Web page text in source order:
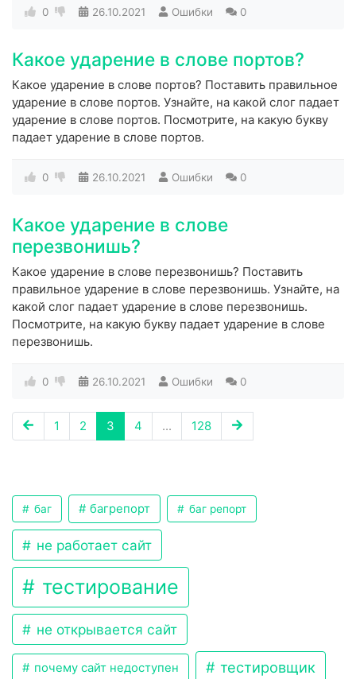
0 26.10.2021 Ошибки 0
Какое ударение в слове портов?
Какое ударение в слове портов? Поставить правильное
ударение в слове портов. Узнайте, на какой слог падает
ударение в слове портов. Посмотрите, на какую букву
падает ударение в слове портов.
0 26.10.2021 Ошибки 0
Какое ударение в слове
перезвонишь?
Какое ударение в слове перезвонишь? Поставить
правильное ударение в слове перезвонишь. Узнайте, на
какой слог падает ударение в слове перезвонишь.
Посмотрите, на какую букву падает ударение в слове
перезвонишь.
0 26.10.2021 Ошибки 0
1 2 3 4 ... 128
баг багрепорт баг репорт
не работает сайт
тестирование
не открывается сайт
почему сайт недоступен тестировщик